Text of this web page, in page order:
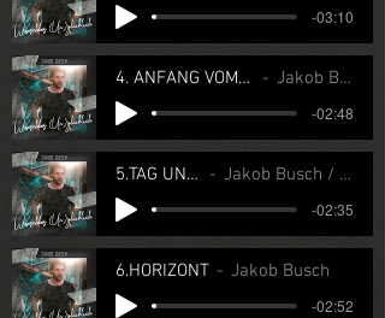
-03:10
4. ANFANG VOM ENDE Jakob Busch
-02:48
5.TAG UND NACHT Jakob Busch / Sarah Sacher
-02:35
6.HORIZONT Jakob Busch
-02:52